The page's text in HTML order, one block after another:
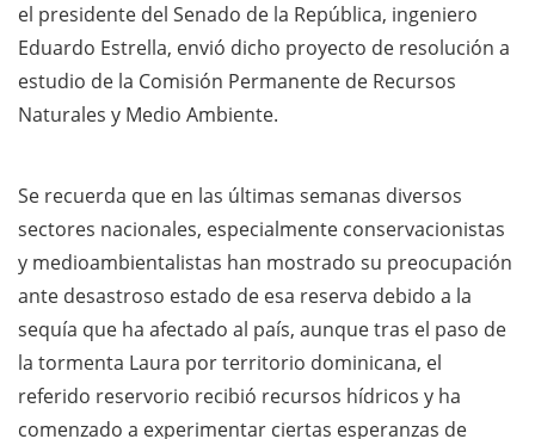
el presidente del Senado de la República, ingeniero
Eduardo Estrella, envió dicho proyecto de resolución a
estudio de la Comisión Permanente de Recursos
Naturales y Medio Ambiente.
Se recuerda que en las últimas semanas diversos
sectores nacionales, especialmente conservacionistas
y medioambientalistas han mostrado su preocupación
ante desastroso estado de esa reserva debido a la
sequía que ha afectado al país, aunque tras el paso de
la tormenta Laura por territorio dominicana, el
referido reservorio recibió recursos hídricos y ha
comenzado a experimentar ciertas esperanzas de